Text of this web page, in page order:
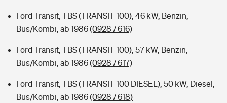
Ford Transit, TBS (TRANSIT 100), 46 kW, Benzin,
Bus/Kombi, ab 1986(0928 / 616)
Ford Transit, TBS (TRANSIT 100), 57 kW, Benzin,
Bus/Kombi, ab 1986(0928 / 617)
Ford Transit, TBS (TRANSIT 100 DIESEL), 50 kW, Diesel,
Bus/Kombi, ab 1986(0928 / 618)